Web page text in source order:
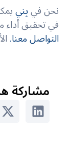
نحن فيبِني
في تحقيق أداء
التواصل معنا.
مشاركة